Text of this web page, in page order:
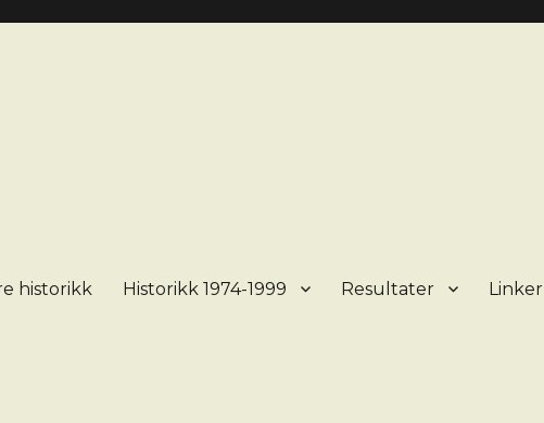
historikk Historikk 1974-1999 Resultater Linker